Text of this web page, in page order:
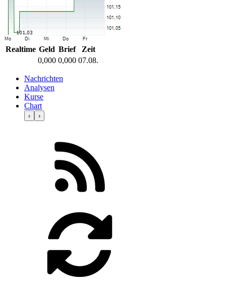
Realtime Geld Brief
Zeit
0,000 0,000 07.08.
Nachrichten
Analysen
Kurse
Chart
‹ ›